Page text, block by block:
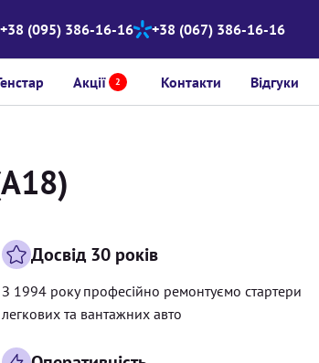
+38 (095) 386-16-16 +38 (067) 386-16-16
Акції 2 Контакти Відгуки
Досвід 30 років
З 1994 року професійно ремонтуємо стартери
легкових та вантажних авто